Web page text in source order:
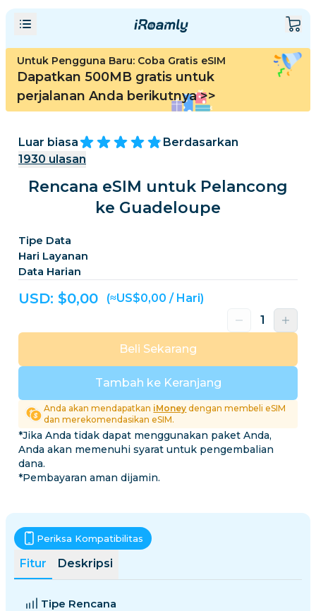
Untuk Pengguna Baru: Coba Gratis eSIM
Dapatkan 500MB gratis untuk
perjalanan Anda berikutnya>>
Luar biasa
Berdasarkan
1930 ulasan
Rencana eSIM untuk Pelancong
ke Guadeloupe
Tipe Data
Hari Layanan
Data Harian
USD: $0,00 (≈US$0,00 / Hari)
Tambah ke Keranjang
Beli Sekarang
Anda akan mendapatkan iMoney dengan membeli eSIM
dan merekomendasikan eSIM.
*Jika Anda tidak dapat menggunakan paket Anda,
Anda akan memenuhi syarat untuk pengembalian
dana.
*Pembayaran aman dijamin.
Fitur Deskripsi
Periksa Kompatibilitas
Tipe Rencana